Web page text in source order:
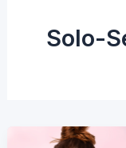
Solo-